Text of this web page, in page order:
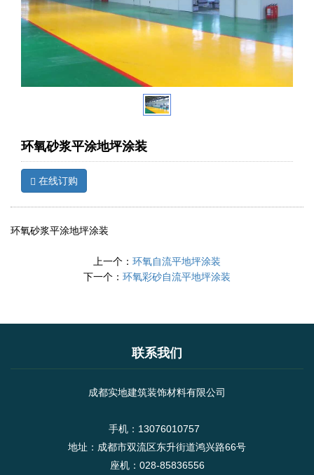
环氧砂浆平涂地坪涂装
在线订购
环氧砂浆平涂地坪涂装
上一个： 环氧自流平地坪涂装
下一个： 环氧彩砂自流平地坪涂装
联系我们
成都实地建筑装饰材料有限公司
手机：13076010757
地址：成都市双流区东升街道鸿兴路66号
座机：028-85836556